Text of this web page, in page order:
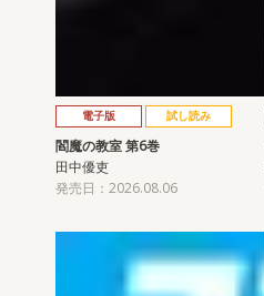
電子版 試し読み
閻魔の教室 第6巻
田中優吏
発売日：2026.08.06